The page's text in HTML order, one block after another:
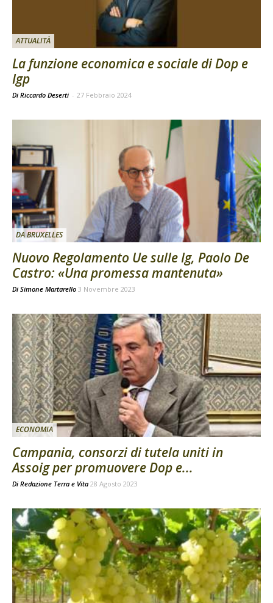
ATTUALITÀ
La funzione economica e sociale di Dop e
Igp
Di Riccardo Deserti - 27 Febbraio 2024
DA BRUXELLES
Nuovo Regolamento Ue sulle Ig, Paolo De
Castro: «Una promessa mantenuta»
Di Simone Martarello 3 Novembre 2023
ECONOMIA
Campania, consorzi di tutela uniti in
Assoig per promuovere Dop e...
Di Redazione Terra e Vita 28 Agosto 2023